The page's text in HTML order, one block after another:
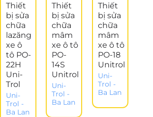
Thiết
bị sửa
chữa
lazăng
xe ô
tô PO-
22H
Uni-
Trol
Uni-
Trol -
Ba Lan
Thiết
bị sửa
chữa
mâm
xe ô tô
PO-
14S
Unitrol
Uni-
Trol -
Ba Lan
Thiết
bị sửa
chữa
mâm
xe ô tô
PO-18
Unitrol
Uni-
Trol -
Ba Lan